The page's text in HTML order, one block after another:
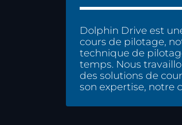
Dolphin Drive est
cours de pilotage,
technique de
temps. Nous
des solutions de
son expertise, notre